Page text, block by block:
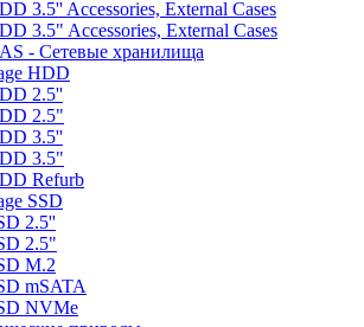
3.5'' Accessories, External Cases
3.5" Accessories, External Cases
- Сетевые хранилища
HDD
2.5''
2.5"
3.5''
3.5"
Refurb
SSD
2.5''
2.5"
M.2
mSATA
NVMe